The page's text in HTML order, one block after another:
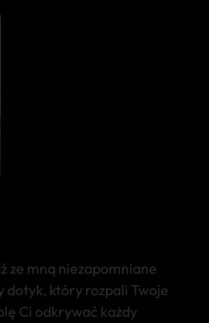
ze mną niezapomniane
który rozpali Twoje
Ci odkrywać każdy